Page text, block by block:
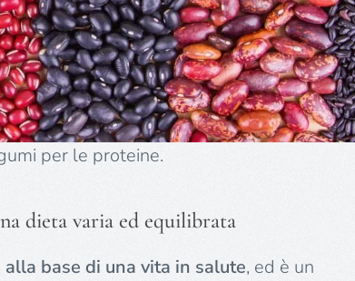
per le proteine.
dieta varia ed equilibrata
base di una vita in salute, ed è un